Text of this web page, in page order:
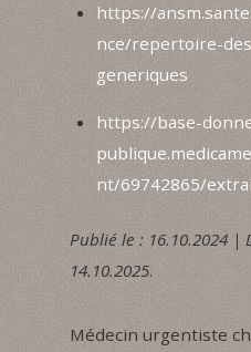
https://
nce/repertoire-
generiques
https://base-
nt/69742865/
Publié le : 16.10.2024 |
14.10.2025.
Médecin urgentiste